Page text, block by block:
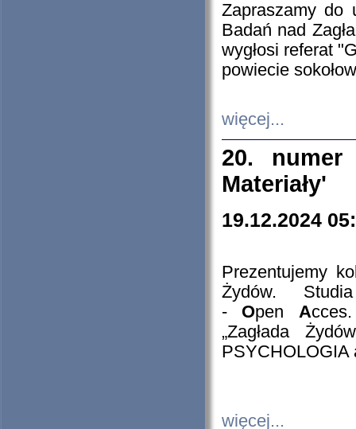
Zapraszamy do
Badań nad
wygłosi referat
powiecie
więcej...
20. numer
Materiały'
19.12.2024
Prezentujemy
Żydów.
- Open A
„Zagłada
PSYCHOLOGIA
więcej...